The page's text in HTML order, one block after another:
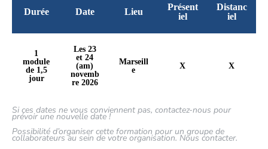
Durée Date Lieu
Présent
iel
Distanc
iel
1
module
de 1,5
jour
Les 23
et 24
(am)
novemb
re 2026
Marseill
e
X X
Si ces dates ne vous conviennent pas, contactez-nous pour
prévoir une nouvelle date !
Possibilité d’organiser cette formation pour un groupe de
collaborateurs au sein de votre organisation. Nous contacter.